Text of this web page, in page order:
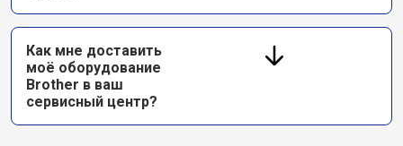
Как мне доставить
моё оборудование
Brother в ваш
сервисный центр?